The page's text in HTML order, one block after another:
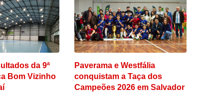
da 9ª
Bom Vizinho
Paverama e Westfália
conquistam a Taça dos
Campeões 2026 em Salvador